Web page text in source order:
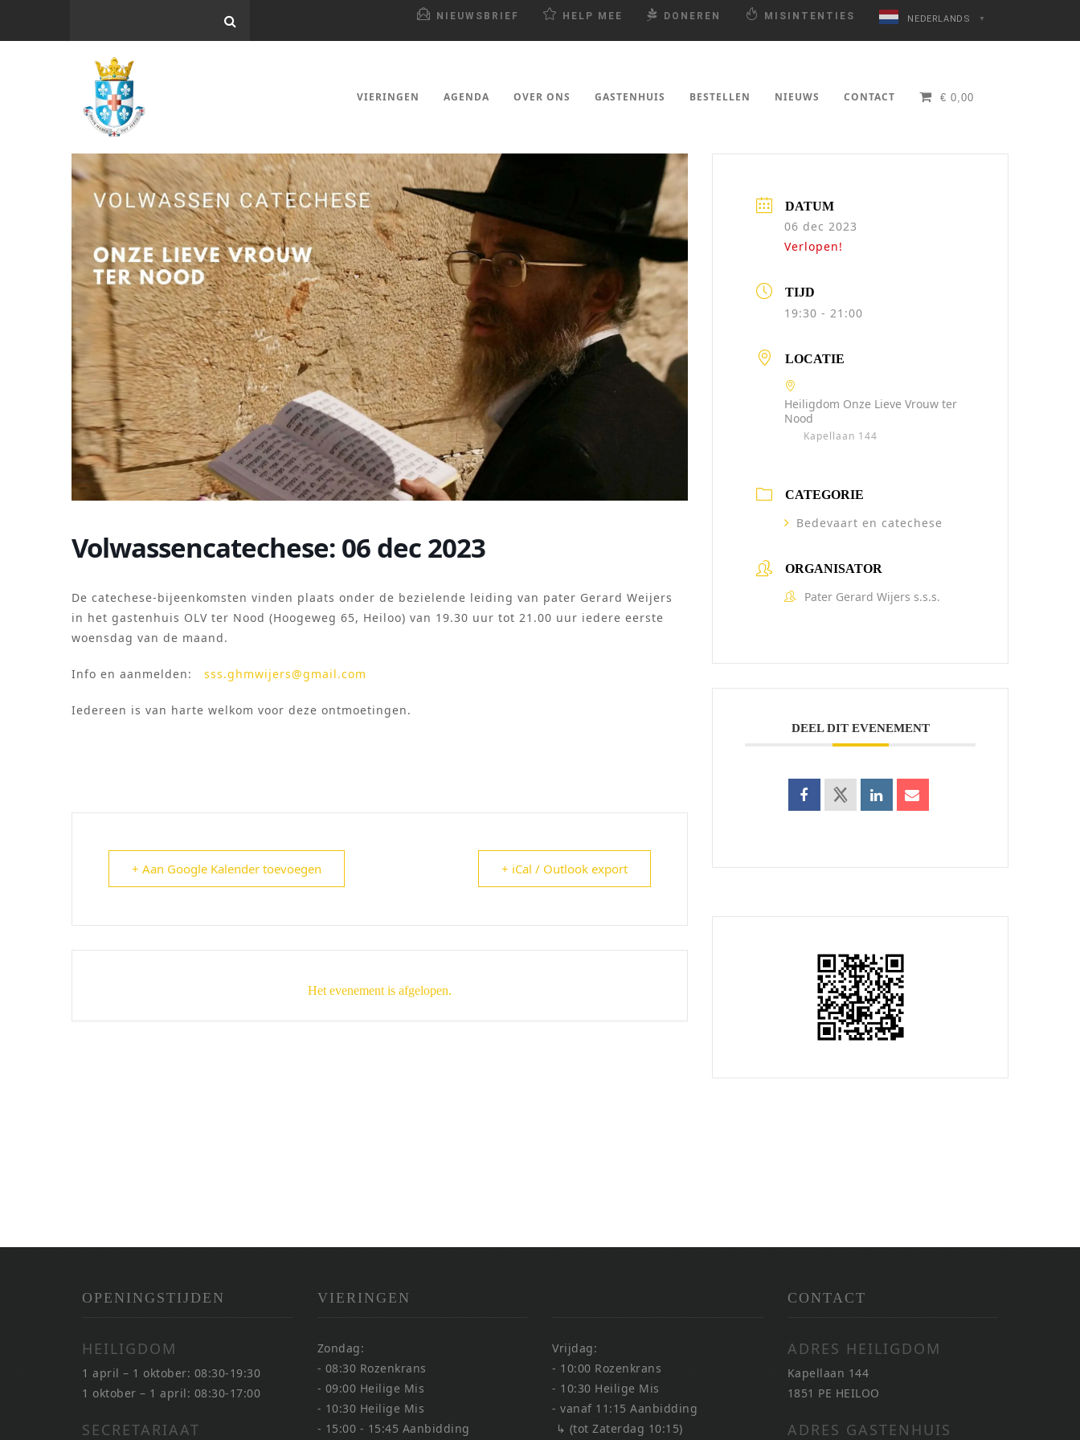
NIEUWSBRIEF HELP MEE DONEREN MISINTENTIES NEDERLANDS ▼
VIERINGEN AGENDA OVER ONS GASTENHUIS BESTELLEN NIEUWS CONTACT € 0,00
Volwassencatechese: 06 dec 2023
De catechese-bijeenkomsten vinden plaats onder de bezielende leiding van pater Gerard Weijers
in het gastenhuis OLV ter Nood (Hoogeweg 65, Heiloo) van 19.30 uur tot 21.00 uur iedere eerste
woensdag van de maand.
Info en aanmelden: sss.ghmwijers@gmail.com
Iedereen is van harte welkom voor deze ontmoetingen.
+ Aan Google Kalender toevoegen + iCal / Outlook export
Het evenement is afgelopen.
DATUM
06 dec 2023
Verlopen!
TIJD
19:30 - 21:00
LOCATIE
Heiligdom Onze Lieve Vrouw ter
Nood
Kapellaan 144
CATEGORIE
Bedevaart en catechese
ORGANISATOR
Pater Gerard Wijers s.s.s.
DEEL DIT EVENEMENT
OPENINGSTIJDEN
HEILIGDOM
1 april – 1 oktober: 08:30-19:30
1 oktober – 1 april: 08:30-17:00
SECRETARIAAT
VIERINGEN
Zondag:
- 08:30 Rozenkrans
- 09:00 Heilige Mis
- 10:30 Heilige Mis
- 15:00 - 15:45 Aanbidding
Vrijdag:
- 10:00 Rozenkrans
- 10:30 Heilige Mis
- vanaf 11:15 Aanbidding
↳ (tot Zaterdag 10:15)
CONTACT
ADRES HEILIGDOM
Kapellaan 144
1851 PE HEILOO
ADRES GASTENHUIS